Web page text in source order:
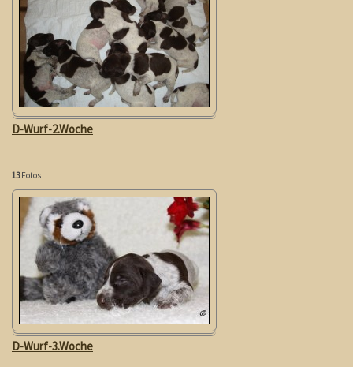
D-Wurf-2.Woche
13Fotos
D-Wurf-3.Woche